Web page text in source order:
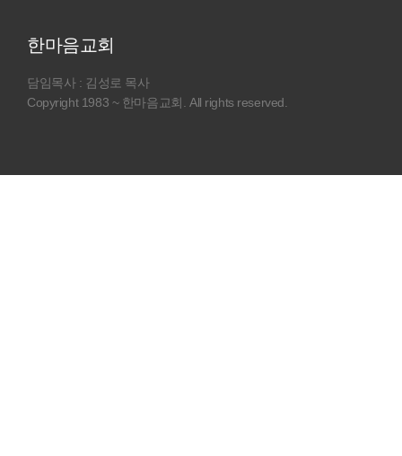
한마음교회
담임목사 : 김성로 목사
Copyright 1983 ~ 한마음교회. All rights reserved.